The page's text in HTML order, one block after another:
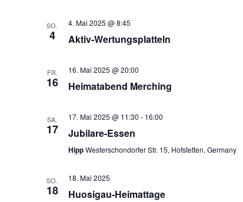
SO.
4
4. Mai 2025 @ 8:45
Aktiv-Wertungsplatteln
FR.
16
16. Mai 2025 @ 20:00
Heimatabend Merching
SA.
17
17. Mai 2025 @ 11:30 - 16:00
Jubilare-Essen
HippWesterschondorfer Str. 15, Hofstetten, Germany
SO.
18
18. Mai 2025
Huosigau-Heimattage